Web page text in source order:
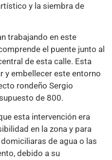
y la siembra de
trabajando en este
el puente junto al
de esta calle. Esta
y embellecer este entorno
rondeño Sergio
de 800.
esta intervención era
en la zona y para
de agua o las
debido a su